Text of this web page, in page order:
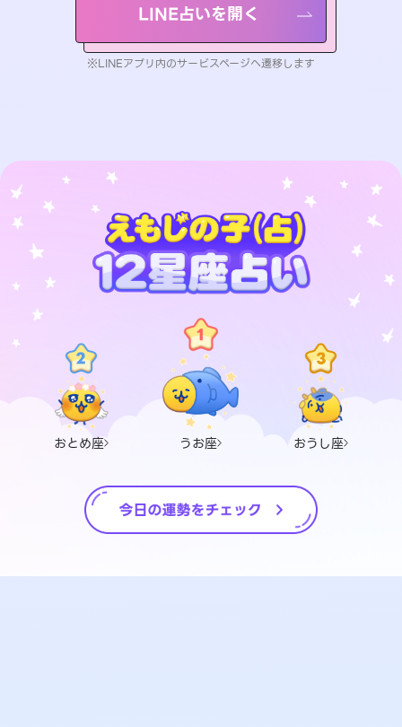
LINE占いを開く
※LINEアプリ内のサービスページへ遷移します
おとめ座 うお座 おうし座